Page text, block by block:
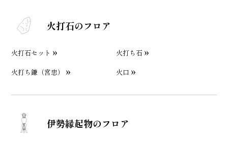
火打石のフロア
火打石セット
火打ち石
火打ち鎌（宮忠）
火口
伊勢縁起物のフロア